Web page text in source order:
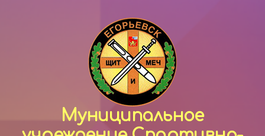
Муниципальное